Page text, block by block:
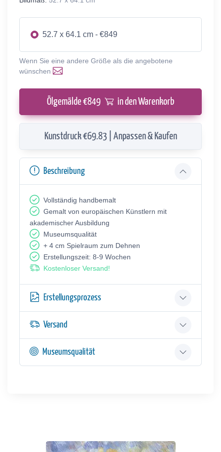
52.7 x 64.1 cm - €849
Wenn Sie eine andere Größe als die angebotene
wünschen
Ölgemälde €849 in den Warenkorb
Kunstdruck €69.83 | Anpassen & Kaufen
Beschreibung
Vollständig handbemalt
Gemalt von europäischen Künstlern mit
akademischer Ausbildung
Museumsqualität
+ 4 cm Spielraum zum Dehnen
Erstellungszeit: 8-9 Wochen
Kostenloser Versand!
Erstellungsprozess
Versand
Museumsqualität